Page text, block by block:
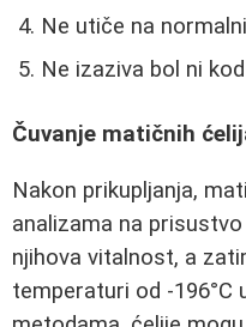
Ne utiče na
Ne izaziva bol ni
Čuvanje matičnih
Nakon prikupljanja,
analizama na
njihova vitalnost, a
temperaturi od -196°C